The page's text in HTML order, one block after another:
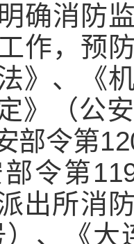
消防监
作，预
》、《
》（公
部令第
令第
出所消
、
《